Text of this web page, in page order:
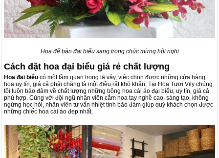
Hoa để bàn đại biểu sang trọng chúc mừng hội nghị
Cách đặt hoa đại biểu giá rẻ chất lượng
Hoa đại biểu có một tầm quan trọng là vậy, việc chọn được những cửa hàng
hoa uy tín, giá cả phải chăng là một điều rất khó khăn. Tại Hoa Tươi Vily chúng
tôi luôn bảo đảm về chất lượng những bông hoa cài áo đại biểu, uy tín, giá cả
phù hợp. Cùng với đội ngũ nhân viên cắm hoa tay nghề cao, sáng tạo, không
ngừng học hỏi, nhân viên tư vấn nhiệt tình bảo đảm giúp quý khách chọn được
những chiếc hoa cài áo đẹp nhất.